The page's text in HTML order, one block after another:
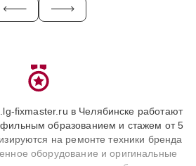
fixmaster.ru в Челябинске работают
образованием и стажем от 5
на ремонте техники бренда
оборудование и оригинальные